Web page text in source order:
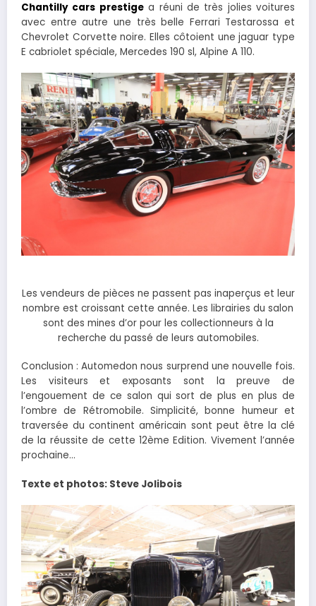
Chantilly cars prestigea réuni de très jolies voitures
avec entre autre une très belle Ferrari Testarossa et
Chevrolet Corvette noire. Elles côtoient une jaguar type
E cabriolet spéciale, Mercedes 190 sl, Alpine A 110.
Les vendeurs de pièces ne passent pas inaperçus et leur
nombre est croissant cette année. Les librairies du salon
sont des mines d’or pour les collectionneurs à la
recherche du passé de leurs automobiles.
Conclusion : Automedon nous surprend une nouvelle fois.
Les visiteurs et exposants sont la preuve de
l’engouement de ce salon qui sort de plus en plus de
l’ombre de Rétromobile. Simplicité, bonne humeur et
traversée du continent américain sont peut être la clé
de la réussite de cette 12ème Edition. Vivement l’année
prochaine…
Texte et photos: Steve Jolibois